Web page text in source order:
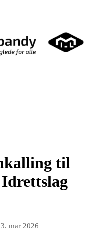
til
3. mar 2026